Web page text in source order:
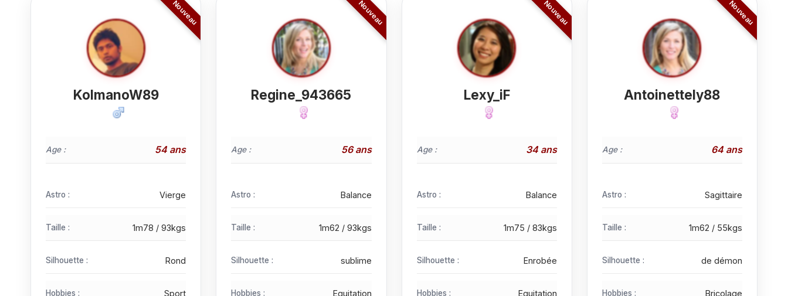
KolmanoW89
Age : 54 ans
Astro : Vierge
Taille : 1m78 / 93kgs
Silhouette : Rond
Hobbies : Sport
Regine_943665
Age : 56 ans
Astro : Balance
Taille : 1m62 / 93kgs
Silhouette : sublime
Hobbies : Equitation
Lexy_iF
Age : 34 ans
Astro : Balance
Taille : 1m75 / 83kgs
Silhouette : Enrobée
Hobbies : Equitation
AntoinetteIy88
Age : 64 ans
Astro : Sagittaire
Taille : 1m62 / 55kgs
Silhouette : de démon
Hobbies : Bricolage